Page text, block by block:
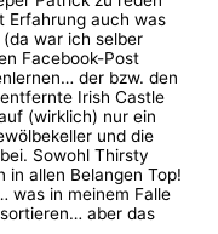
Erfahrung auch was
war ich selber
Facebook-Post
der bzw. den
Irish Castle
(wirklich) nur ein
und die
Sowohl Thirsty
in allen Belangen Top!
was in meinem Falle
aber das